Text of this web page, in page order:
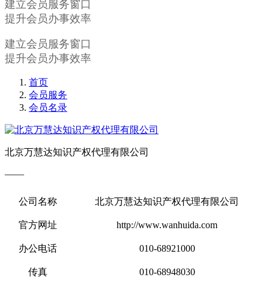
建立会员服务窗口
提升会员办事效率
建立会员服务窗口
提升会员办事效率
首页
会员服务
会员名录
北京万慧达知识产权代理有限公司
——
公司名称 北京万慧达知识产权代理有限公司
官方网址 http://www.wanhuida.com
办公电话 010-68921000
传真 010-68948030